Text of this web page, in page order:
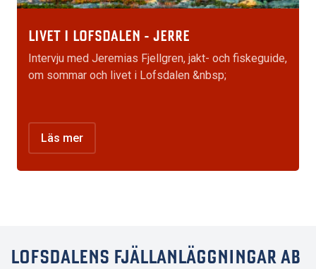
LIVET I LOFSDALEN - JERRE
Intervju med Jeremias Fjellgren, jakt- och fiskeguide,
om sommar och livet i Lofsdalen &nbsp;
Läs mer
LOFSDALENS FJÄLLANLÄGGNINGAR AB